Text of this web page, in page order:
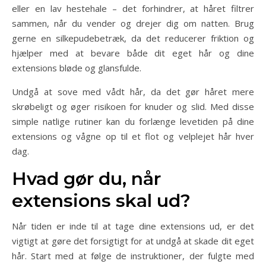
eller en lav hestehale – det forhindrer, at håret filtrer
sammen, når du vender og drejer dig om natten. Brug
gerne en silkepudebetræk, da det reducerer friktion og
hjælper med at bevare både dit eget hår og dine
extensions bløde og glansfulde.
Undgå at sove med vådt hår, da det gør håret mere
skrøbeligt og øger risikoen for knuder og slid. Med disse
simple natlige rutiner kan du forlænge levetiden på dine
extensions og vågne op til et flot og velplejet hår hver
dag.
Hvad gør du, når
extensions skal ud?
Når tiden er inde til at tage dine extensions ud, er det
vigtigt at gøre det forsigtigt for at undgå at skade dit eget
hår. Start med at følge de instruktioner, der fulgte med